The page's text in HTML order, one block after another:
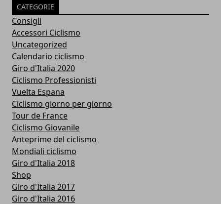
CATEGORIE
Consigli
Accessori Ciclismo
Uncategorized
Calendario ciclismo
Giro d'Italia 2020
Ciclismo Professionisti
Vuelta Espana
Ciclismo giorno per giorno
Tour de France
Ciclismo Giovanile
Anteprime del ciclismo
Mondiali ciclismo
Giro d'Italia 2018
Shop
Giro d'Italia 2017
Giro d'Italia 2016